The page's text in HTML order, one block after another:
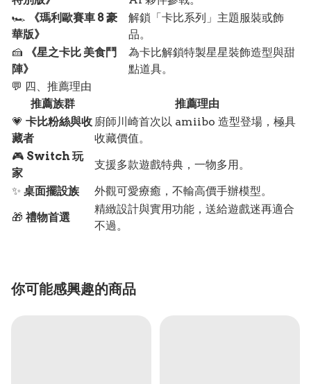
🏎️
《瑪利歐賽車 8 豪
華版》
解鎖「卡比系列」主題服裝或飾
品。
🍰
《星之卡比 美食鬥
陣》
為卡比解鎖特製星星裝飾造型與甜
點道具。
💬 四、推薦理由
推薦族群
推薦理由
💗 卡比粉絲與收
藏者
廚師川崎首次以 amiibo 造型登場，極具
收藏價值。
🎮 Switch 玩
家
支援多款遊戲特典，一物多用。
✨ 桌面擺設族
外觀可愛療癒，不輸高價手辦模型。
🎁 禮物首選
精緻設計與實用功能，送給遊戲迷再適合
不過。
你可能感興趣的商品